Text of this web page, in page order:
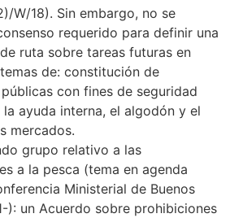
W/18). Sin embargo, no se
requerido para definir una
ruta sobre tareas futuras en
de: constitución de
con fines de seguridad
la ayuda interna, el algodón y el
mercados.
grupo relativo a las
a la pesca (tema en agenda
Ministerial de Buenos
): un Acuerdo sobre prohibiciones